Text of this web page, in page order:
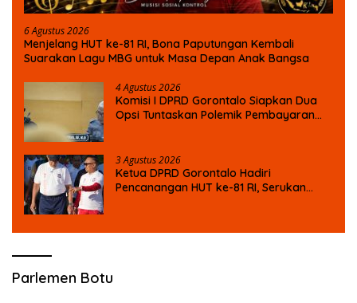
6 Agustus 2026
Menjelang HUT ke-81 RI, Bona Paputungan Kembali
Suarakan Lagu MBG untuk Masa Depan Anak Bangsa
4 Agustus 2026
Komisi I DPRD Gorontalo Siapkan Dua
Opsi Tuntaskan Polemik Pembayaran
3 Agustus 2026
Ketua DPRD Gorontalo Hadiri
Pencanangan HUT ke-81 RI, Serukan
Parlemen Botu